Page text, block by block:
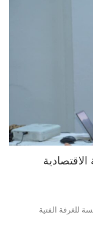
ذويب كرئيسة للغرفة الفتية